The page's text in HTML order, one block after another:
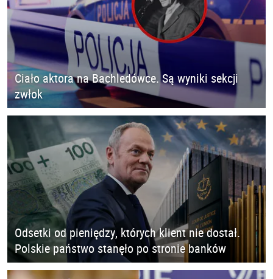
Ciało aktora na Bachledówce. Są wyniki sekcji
zwłok
Odsetki od pieniędzy, których klient nie dostał.
Polskie państwo stanęło po stronie banków